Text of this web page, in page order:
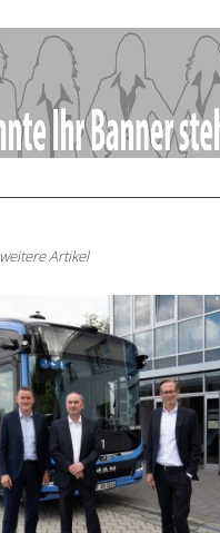
weitere Artikel